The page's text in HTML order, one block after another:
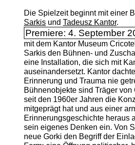
Die Spielzeit beginnt mit einer
Sarkisund Tadeusz Kantor.
Premiere: 4. September
mit dem Kantor Museum
Sarkis den Bühnen- und
eine Installation, die sich mit
auseinandersetzt. Kantor
Erinnerung und Trauma nie
Bühnenobjekte sind Träger
seit den 1960er Jahren die
mitgeprägt hat und aus einer
Erinnerungsgeschichte heraus
sein eigenes Denken ein. Von
neue Gorki den Begriff der